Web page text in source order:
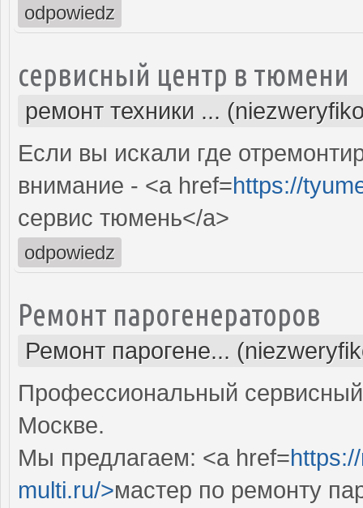
odpowiedz
сервисный центр в тюмени
ремонт техники ...
Если вы искали где
внимание - <a href=https://
сервис тюмень</a>
odpowiedz
Ремонт парогенераторов
Ремонт парогене...
Профессиональный
Москве.
Мы предлагаем: <a href=
multi.ru/>мастер по ремонту